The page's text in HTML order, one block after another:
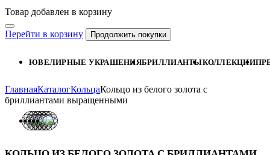
Товар добавлен в корзину
Перейти в корзину Продолжить покупки
ЮВЕЛИРНЫЕ УКРАШЕНИЯБРИЛЛИАНТЫКОЛЛЕКЦИИ
ГлавнаяКаталогКольцаКольцо из белого золота с
бриллиантами выращенными